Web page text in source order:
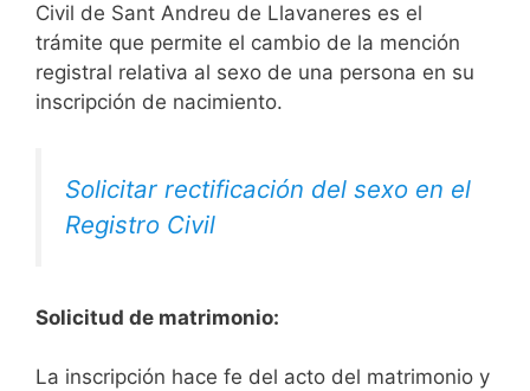
Civil de Sant Andreu de Llavaneres es el
trámite que permite el cambio de la mención
registral relativa al sexo de una persona en su
inscripción de nacimiento.
Solicitar rectificación del sexo en el
Registro Civil
Solicitud de matrimonio:
La inscripción hace fe del acto del matrimonio y